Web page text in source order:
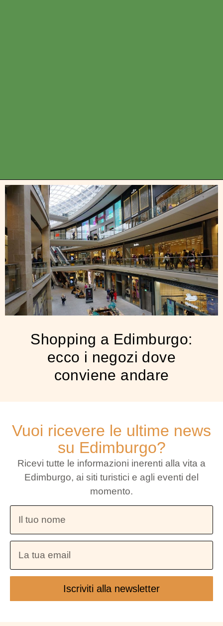
Shopping a Edimburgo:
ecco i negozi dove
conviene andare
Vuoi ricevere le ultime news
su Edimburgo?
Ricevi tutte le informazioni inerenti alla vita a
Edimburgo, ai siti turistici e agli eventi del
momento.
Iscriviti alla newsletter